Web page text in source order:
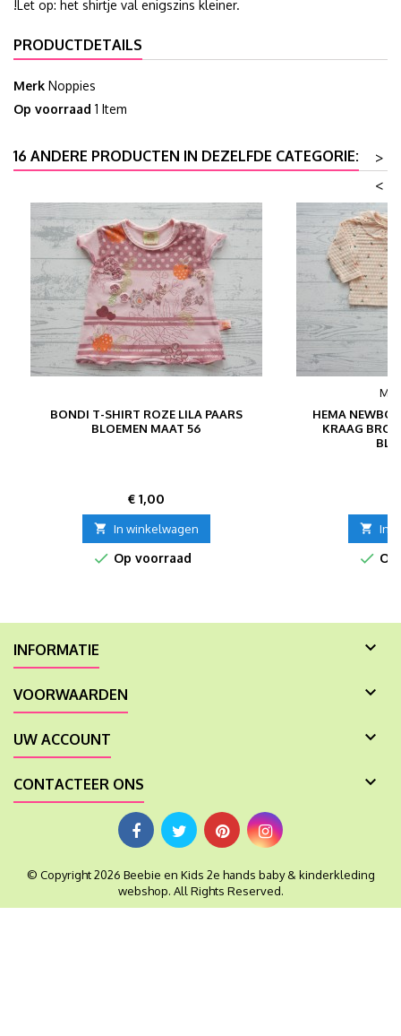
!Let op: het shirtje val enigszins kleiner.
PRODUCTDETAILS
Merk Noppies
Op voorraad 1 Item
16 ANDERE PRODUCTEN IN DEZELFDE CATEGORIE:
>
<
BONDI T-SHIRT ROZE LILA PAARS
BLOEMEN MAAT 56
Prijs
€ 1,00
 In winkelwagen
 Op voorraad
HEMA
KRAAG
 In

INFORMATIE 
VOORWAARDEN 
UW ACCOUNT 
CONTACTEER ONS 
© Copyright 2026 Beebie en Kids 2e hands baby & kinderkleding
webshop. All Rights Reserved.